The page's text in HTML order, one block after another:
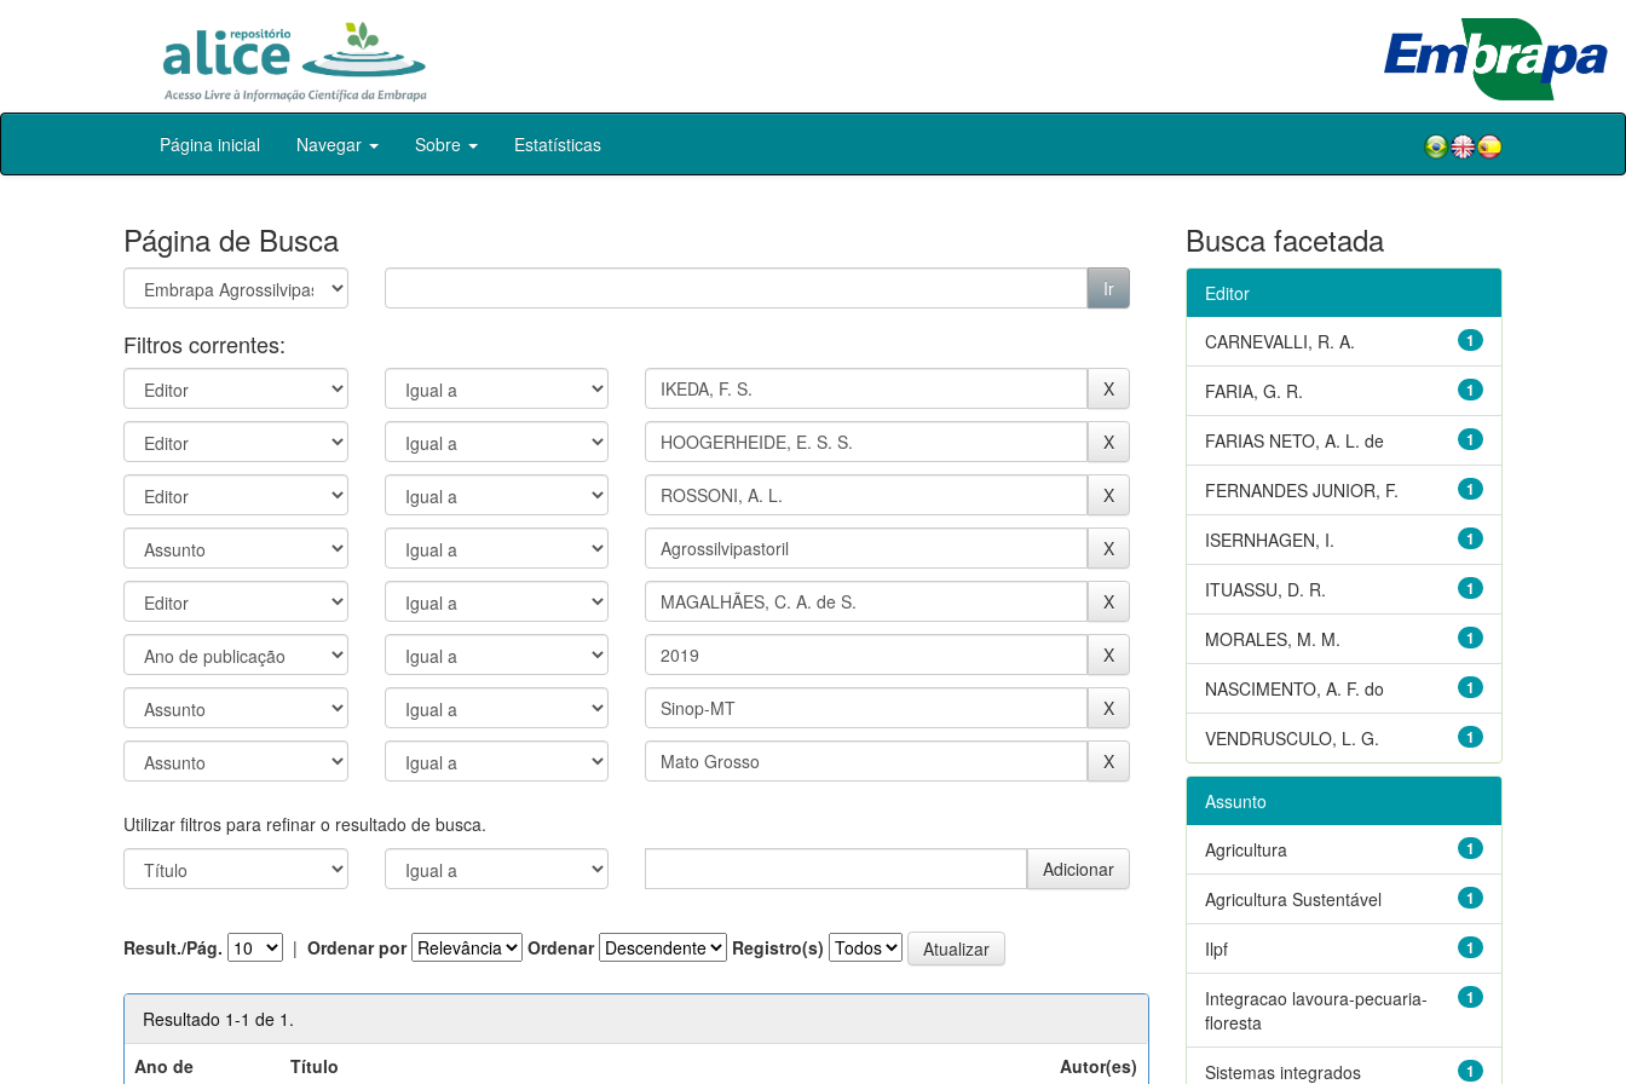
Skip
Página inicial Navegar Sobre Estatísticas
Página de Busca
Filtros correntes:
Utilizar filtros para refinar o resultado de busca.
Result./Pág. | Ordenar por Ordenar Registro(s)
Resultado 1-1 de 1.
Ano de
Título Autor(es)
Busca facetada
Editor
1
CARNEVALLI, R. A.
1
FARIA, G. R.
1
FARIAS NETO, A. L. de
1
FERNANDES JUNIOR, F.
1
ISERNHAGEN, I.
1
ITUASSU, D. R.
1
MORALES, M. M.
1
NASCIMENTO, A. F. do
1
VENDRUSCULO, L. G.
Assunto
1
Agricultura
1
Agricultura Sustentável
1
Ilpf
1
Integracao lavoura-pecuaria-
floresta
1
Sistemas integrados